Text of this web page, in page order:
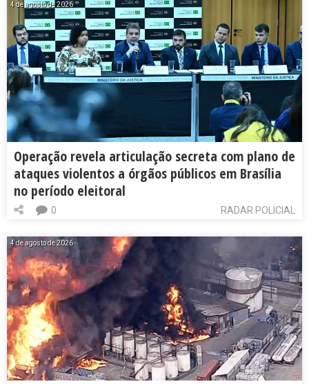
4 de agosto de 2026
Operação revela articulação secreta com plano de
ataques violentos a órgãos públicos em Brasília
no período eleitoral
RADAR POLICIAL
0
4 de agosto de 2026